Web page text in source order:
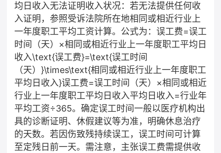
均日收入无法证明收入状况：若无法提供任何收
入证明，参照受诉法院所在地相同或相近行业上
一年度职工平均工资计算。公式为：误工费=误工
时间（天）×相同或相近行业上一年度职工平均日
收入\text{误工费}=\text{误工时间
（天）}\times\text{相同或相近行业上一年度职工
平均日收入}误工费=误工时间（天）×相同或相近
行业上一年度职工平均日收入平均日收入=行业年
平均工资÷365。确定误工时间一般以医疗机构出
具的诊断证明、休假建议等为准，明确休息治疗
的天数。若因伤致残持续误工，误工时间可计算
至定残日前一天。需注意，主张误工费需提供收